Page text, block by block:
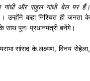
गांधी और राहुल गांधी बेल पर हैं।
उन्होंने कहा निश्चित ही जनता के
साथ पुनः प्रधानमंत्री बनेंगे।
सांसद के.लक्ष्मण, विनय रोहेला,